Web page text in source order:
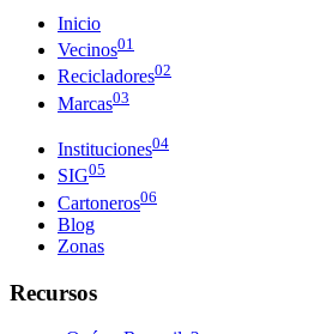
Inicio
Vecinos01
Recicladores02
Marcas03
Instituciones04
SIG05
Cartoneros06
Blog
Zonas
Recursos